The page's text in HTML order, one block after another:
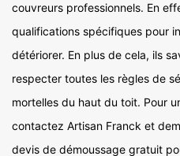
couvreurs professionnels. En
qualifications spécifiques pour
détériorer. En plus de cela, ils
respecter toutes les règles de
mortelles du haut du toit. Pour
contactez Artisan Franck et
devis de démoussage gratuit